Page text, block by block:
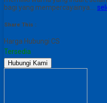
bagi yang mempercayainya….
Share This :
Harga Hubungi CS
Tersedia
Hubungi Kami